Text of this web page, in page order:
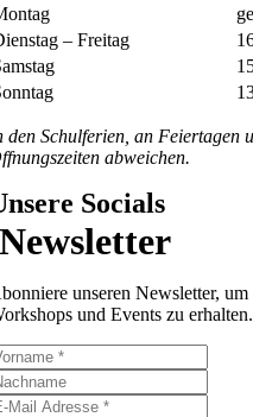
– Freitag
den Schulferien, an Feiertagen
abweichen.
Socials
Newsletter
unseren Newsletter,
und Events zu erhalten.